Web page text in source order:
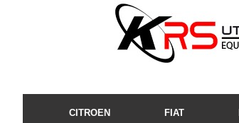
CITROEN FIAT